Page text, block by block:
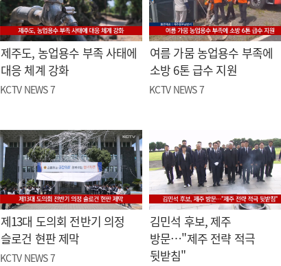
제주도, 농업용수 부족 사태에
대응 체계 강화
KCTV NEWS 7
여름 가뭄 농업용수 부족에
소방 6톤 급수 지원
KCTV NEWS 7
제13대 도의회 전반기 의정
슬로건 현판 제막
KCTV NEWS 7
김민석 후보, 제주
방문…"제주 전략 적극
뒷받침"